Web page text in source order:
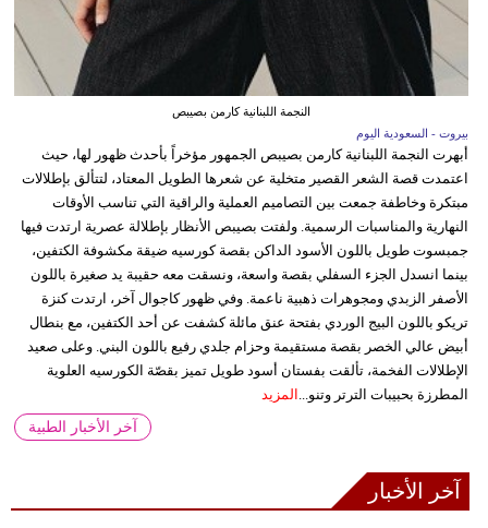
النجمة اللبنانية كارمن بصيبص
بيروت - السعودية اليوم
أبهرت النجمة اللبنانية كارمن بصيبص الجمهور مؤخراً بأحدث ظهور لها، حيث
اعتمدت قصة الشعر القصير متخلية عن شعرها الطويل المعتاد، لتتألق بإطلالات
مبتكرة وخاطفة جمعت بين التصاميم العملية والراقية التي تناسب الأوقات
النهارية والمناسبات الرسمية. ولفتت بصيبص الأنظار بإطلالة عصرية ارتدت فيها
جمبسوت طويل باللون الأسود الداكن بقصة كورسيه ضيقة مكشوفة الكتفين،
بينما انسدل الجزء السفلي بقصة واسعة، ونسقت معه حقيبة يد صغيرة باللون
الأصفر الزبدي ومجوهرات ذهبية ناعمة. وفي ظهور كاجوال آخر، ارتدت كنزة
تريكو باللون البيج الوردي بفتحة عنق مائلة كشفت عن أحد الكتفين، مع بنطال
أبيض عالي الخصر بقصة مستقيمة وحزام جلدي رفيع باللون البني. وعلى صعيد
الإطلالات الفخمة، تألقت بفستان أسود طويل تميز بقصّة الكورسيه العلوية
المطرزة بحبيبات الترتر وتنو...
المزيد
آخر الأخبار الطبية
آخر الأخبار